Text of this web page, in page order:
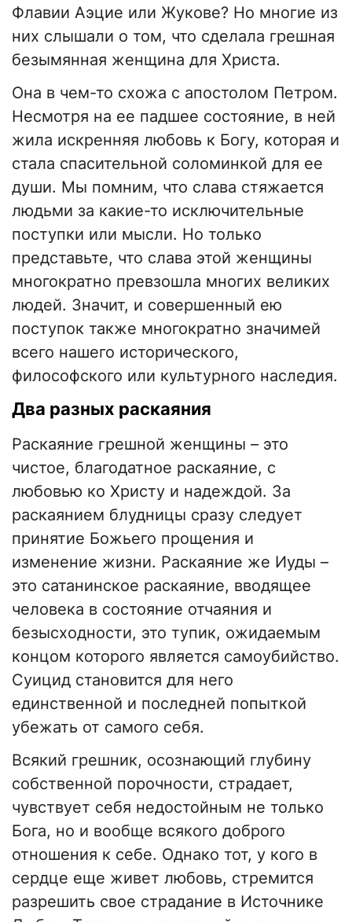
Флавии Аэцие или Жукове? Но многие из
них слышали о том, что сделала грешная
безымянная женщина для Христа.
Она в чем-то схожа с апостолом Петром.
Несмотря на ее падшее состояние, в ней
жила искренняя любовь к Богу, которая и
стала спасительной соломинкой для ее
души. Мы помним, что слава стяжается
людьми за какие-то исключительные
поступки или мысли. Но только
представьте, что слава этой женщины
многократно превзошла многих великих
людей. Значит, и совершенный ею
поступок также многократно значимей
всего нашего исторического,
философского или культурного наследия.
Два разных раскаяния
Раскаяние грешной женщины – это
чистое, благодатное раскаяние, с
любовью ко Христу и надеждой. За
раскаянием блудницы сразу следует
принятие Божьего прощения и
изменение жизни. Раскаяние же Иуды –
это сатанинское раскаяние, вводящее
человека в состояние отчаяния и
безысходности, это тупик, ожидаемым
концом которого является самоубийство.
Суицид становится для него
единственной и последней попыткой
убежать от самого себя.
Всякий грешник, осознающий глубину
собственной порочности, страдает,
чувствует себя недостойным не только
Бога, но и вообще всякого доброго
отношения к себе. Однако тот, у кого в
сердце еще живет любовь, стремится
разрешить свое страдание в Источнике